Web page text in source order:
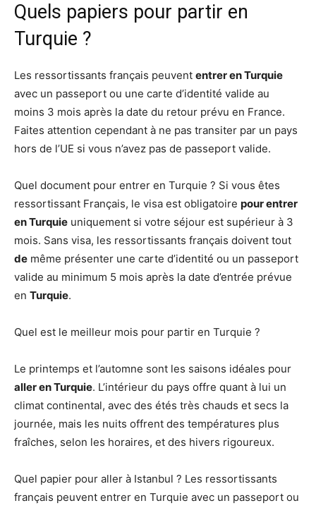
Quels papiers pour partir en
Turquie ?
Les ressortissants français peuvent entrer en Turquie
avec un passeport ou une carte d’identité valide au
moins 3 mois après la date du retour prévu en France.
Faites attention cependant à ne pas transiter par un pays
hors de l’UE si vous n’avez pas de passeport valide.
Quel document pour entrer en Turquie ? Si vous êtes
ressortissant Français, le visa est obligatoire pour entrer
en Turquie uniquement si votre séjour est supérieur à 3
mois. Sans visa, les ressortissants français doivent tout
de même présenter une carte d’identité ou un passeport
valide au minimum 5 mois après la date d’entrée prévue
en Turquie.
Quel est le meilleur mois pour partir en Turquie ?
Le printemps et l’automne sont les saisons idéales pour
aller en Turquie. L’intérieur du pays offre quant à lui un
climat continental, avec des étés très chauds et secs la
journée, mais les nuits offrent des températures plus
fraîches, selon les horaires, et des hivers rigoureux.
Quel papier pour aller à Istanbul ? Les ressortissants
français peuvent entrer en Turquie avec un passeport ou